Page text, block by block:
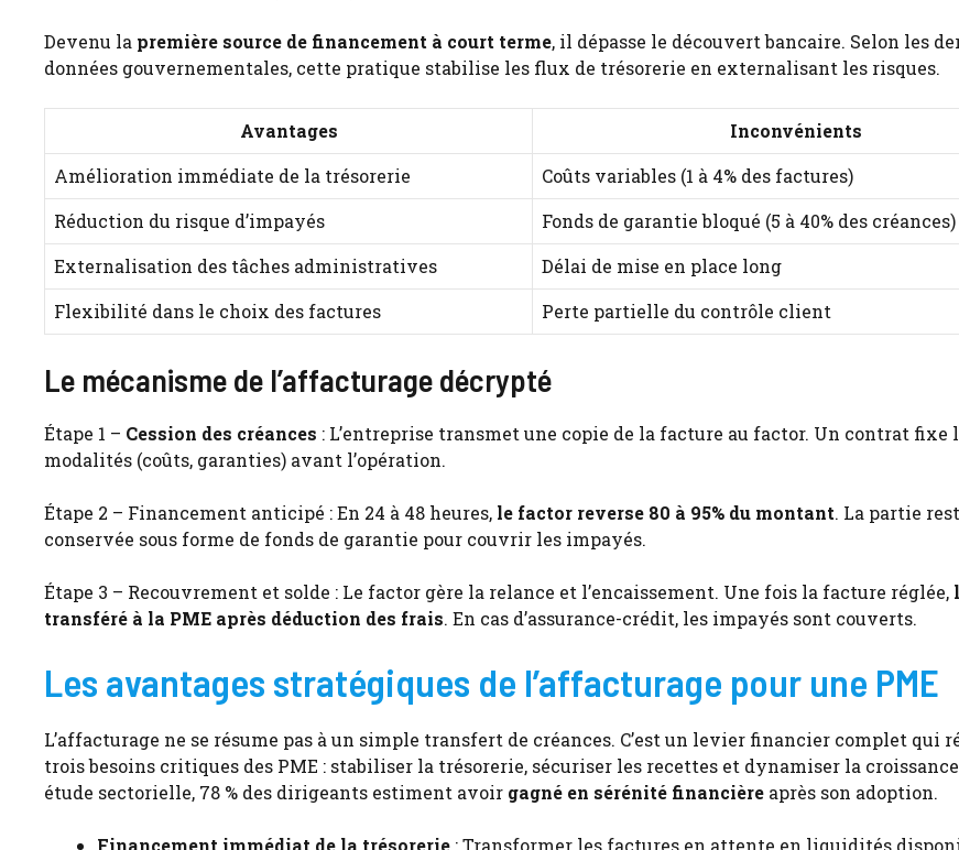
Devenu la première source de financement à court terme, il dépasse le découvert bancaire. Selon les
données gouvernementales, cette pratique stabilise les flux de trésorerie en externalisant les risques.
Avantages
Inconvénients
Amélioration immédiate de la trésorerie
Coûts variables (1 à 4% des factures)
Réduction du risque d’impayés
Fonds de garantie bloqué (5 à 40% des créances)
Externalisation des tâches administratives
Délai de mise en place long
Flexibilité dans le choix des factures
Perte partielle du contrôle client
Le mécanisme de l’affacturage décrypté
Étape 1 – Cession des créances : L’entreprise transmet une copie de la facture au factor. Un contrat fixe
modalités (coûts, garanties) avant l’opération.
Étape 2 – Financement anticipé : En 24 à 48 heures, le factor reverse 80 à 95% du montant. La partie
conservée sous forme de fonds de garantie pour couvrir les impayés.
Étape 3 – Recouvrement et solde : Le factor gère la relance et l’encaissement. Une fois la facture réglée,
transféré à la PME après déduction des frais. En cas d’assurance-crédit, les impayés sont couverts.
Les avantages stratégiques de l’affacturage pour une PME
L’affacturage ne se résume pas à un simple transfert de créances. C’est un levier financier complet qui
trois besoins critiques des PME : stabiliser la trésorerie, sécuriser les recettes et dynamiser la
étude sectorielle, 78 % des dirigeants estiment avoir gagné en sérénité financière après son adoption.
Financement immédiat de la trésorerie : Transformer les factures en attente en liquidités